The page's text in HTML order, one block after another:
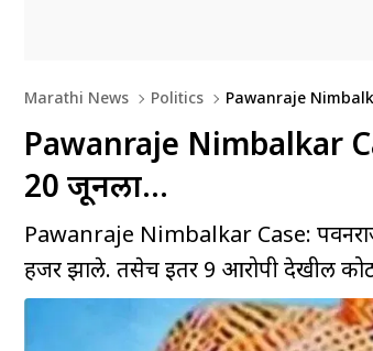
Marathi News Politics Pawanraje
Pawanraje Nimbalkar
20 जूनला…
Pawanraje Nimbalkar Case: पवनराजे
हजर झाले. तसेच इतर 9 आरोपी देखील